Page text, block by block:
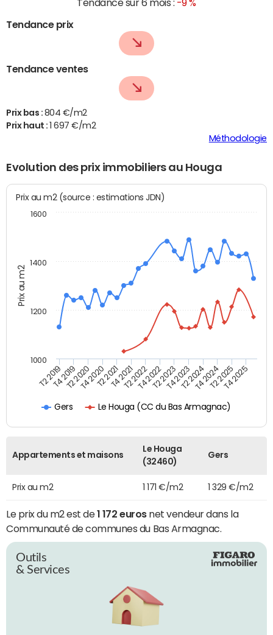
Tendance sur 6 mois : -9 %
Tendance prix
Tendance ventes
Prix bas : 804 €/m2
Prix haut :
1 697 €/m2
Méthodologie
Evolution des prix immobiliers au Houga
Prix au m2
Prix au m2 (source : estimations JDN)
Gers Le Houga (CC du Bas Armagnac)
T2 2019T4 2019T2 2020T4 2020T2 2021T4 2021T2 2022T4 2022T2 2023T4 2023T2 2024T4 2024T2 2025T4 2025
1000
1200
1400
1600
Appartements et maisons
Le Houga
(32460)
Gers
Prix au m2 1 171 €/m2 1 329 €/m2
Le prix du m2 est de1 172 eurosnet vendeur dans la
Communauté de communes du Bas Armagnac.
Outils
& Services